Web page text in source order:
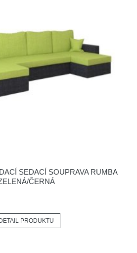
SEDACÍ SOUPRAVA RUMBA
ČERNÁ
DETAIL PRODUKTU